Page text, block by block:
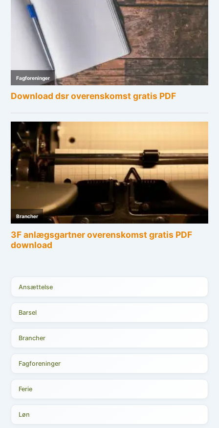
Ansættelse
Barsel
Brancher
Fagforeninger
Ferie
Løn